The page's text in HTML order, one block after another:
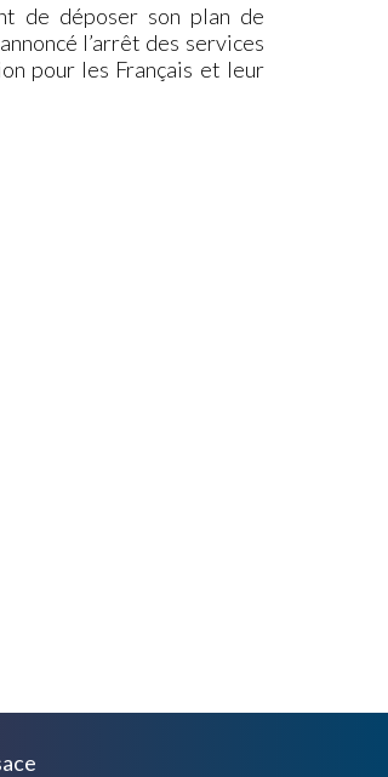
de déposer son plan de
l’arrêt des services
pour les Français et leur